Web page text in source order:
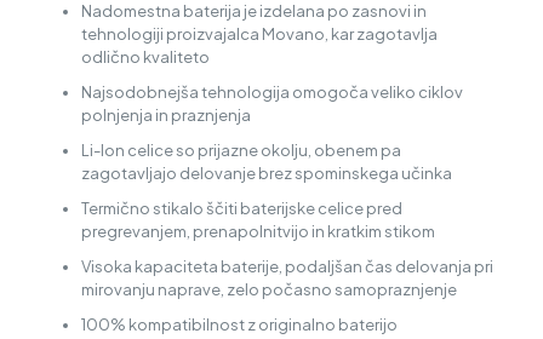
Nadomestna baterija je izdelana po zasnovi in
tehnologiji proizvajalca Movano, kar zagotavlja
odlično kvaliteto
Najsodobnejša tehnologija omogoča veliko ciklov
polnjenja in praznjenja
Li-Ion celice so prijazne okolju, obenem pa
zagotavljajo delovanje brez spominskega učinka
Termično stikalo ščiti baterijske celice pred
pregrevanjem, prenapolnitvijo in kratkim stikom
Visoka kapaciteta baterije, podaljšan čas delovanja pri
mirovanju naprave, zelo počasno samopraznjenje
100% kompatibilnost z originalno baterijo